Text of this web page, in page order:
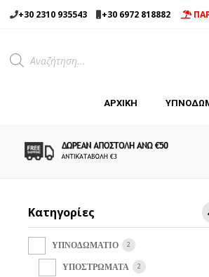
Μετάβαση
σε
+30 2310 935543 +30 6972 818882
Products
search
ΑΡΧΙΚΉ
Κατηγορίες
ΥΠΝΟΔΩΜΑΤΙΟ 2
ΥΠΟΣΤΡΩΜΑΤΑ 2